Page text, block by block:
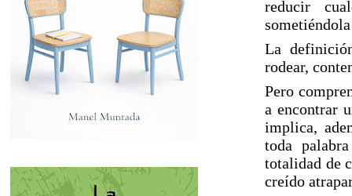
reducir
La
rodear,
Pero
a encontrar
implica,
toda
totalidad de
creído